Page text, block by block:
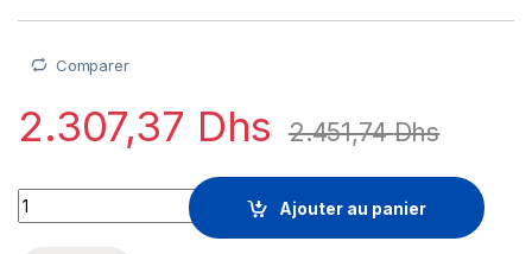
Comparer
2.307,37 Dhs 2.451,74Dhs
Sophos Central Intercept X Advanced with XDR -
Ajouter au panier